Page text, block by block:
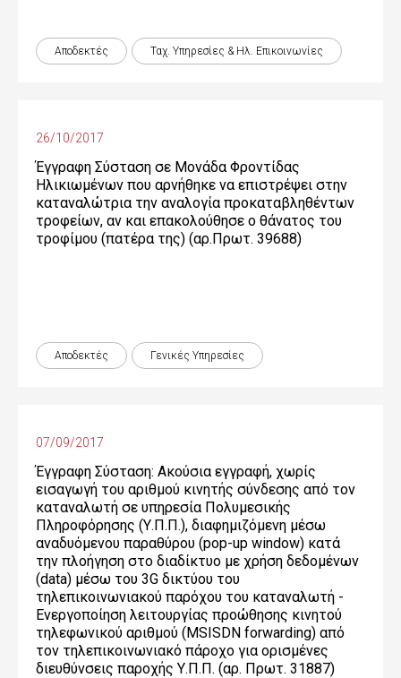
Αποδεκτές Ταχ. Υπηρεσίες & Ηλ. Επικοινωνίες
26/10/2017
Έγγραφη Σύσταση σε Μονάδα Φροντίδας
Ηλικιωμένων που αρνήθηκε να επιστρέψει στην
καταναλώτρια την αναλογία προκαταβληθέντων
τροφείων, αν και επακολούθησε ο θάνατος του
τροφίμου (πατέρα της) (αρ.Πρωτ. 39688)
Αποδεκτές Γενικές Yπηρεσίες
07/09/2017
Έγγραφη Σύσταση: Ακούσια εγγραφή, χωρίς
εισαγωγή του αριθμού κινητής σύνδεσης από τον
καταναλωτή σε υπηρεσία Πολυμεσικής
Πληροφόρησης (Υ.Π.Π.), διαφημιζόμενη μέσω
αναδυόμενου παραθύρου (pop-up window) κατά
την πλοήγηση στο διαδίκτυο με χρήση δεδομένων
(data) μέσω του 3G δικτύου του
τηλεπικοινωνιακού παρόχου του καταναλωτή -
Ενεργοποίηση λειτουργίας προώθησης κινητού
τηλεφωνικού αριθμού (MSISDN forwarding) από
τον τηλεπικοινωνιακό πάροχο για ορισμένες
διευθύνσεις παροχής Υ.Π.Π. (αρ. Πρωτ. 31887)